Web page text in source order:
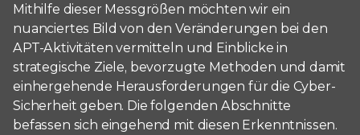
Mithilfe dieser Messgrößen möchten wir ein
nuanciertes Bild von den Veränderungen bei den
APT-Aktivitäten vermitteln und Einblicke in
strategische Ziele, bevorzugte Methoden und damit
einhergehende Herausforderungen für die Cyber-
Sicherheit geben. Die folgenden Abschnitte
befassen sich eingehend mit diesen Erkenntnissen.